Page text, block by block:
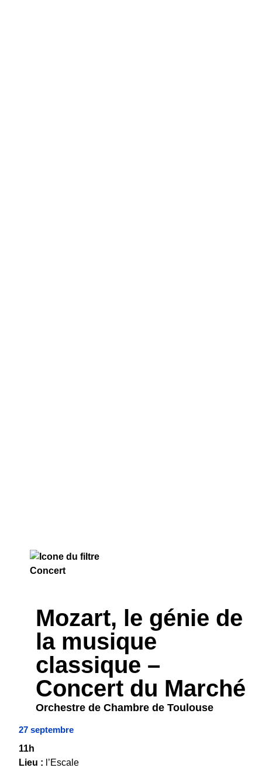
Mozart, le génie de
la musique
classique –
Concert du Marché
Orchestre de Chambre de Toulouse
27 septembre
11h
Lieu : l’Escale